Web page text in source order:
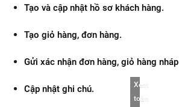
Tạo và cập nhật hồ sơ khách hàng.
Tạo giỏ hàng, đơn hàng.
Gửi xác nhận đơn hàng, giỏ hàng nháp
Cập nhật ghi chú.
Xem
toàn